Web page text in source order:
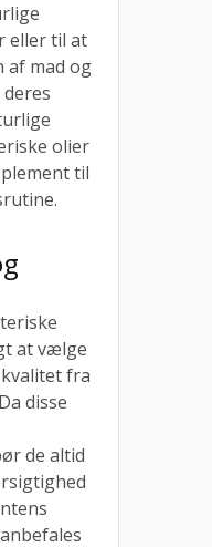
eller til at
af mad og
olier
til
at vælge
fra
disse
de altid